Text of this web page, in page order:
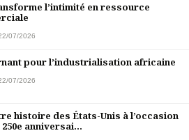
l’intimité en ressource
07/2026
pour l’industrialisation africaine
07/2026
histoire des États-Unis à l’occasion
anniversai...